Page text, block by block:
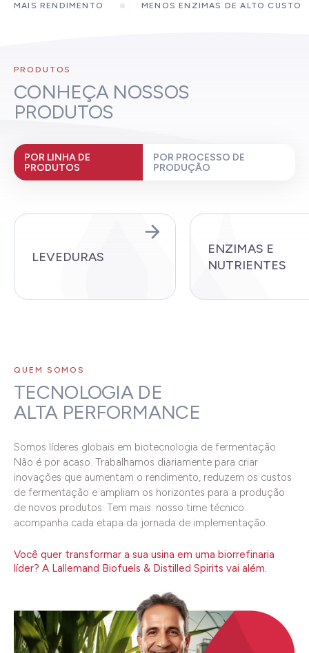
MAIS RENDIMENTO MENOS ENZIMAS DE ALTO CUSTO
PRODUTOS
CONHEÇA NOSSOS
PRODUTOS
POR LINHA DE
PRODUTOS
POR PROCESSO DE
PRODUÇÃO
LEVEDURAS
ENZIMAS E
NUTRIENTES
QUEM SOMOS
TECNOLOGIA DE
ALTA PERFORMANCE
Somos líderes globais em biotecnologia de fermentação.
Não é por acaso. Trabalhamos diariamente para criar
inovações que aumentam o rendimento, reduzem os custos
de fermentação e ampliam os horizontes para a produção
de novos produtos. Tem mais: nosso time técnico
acompanha cada etapa da jornada de implementação.
Você quer transformar a sua usina em uma biorrefinaria
líder? A Lallemand Biofuels & Distilled Spirits vai além.